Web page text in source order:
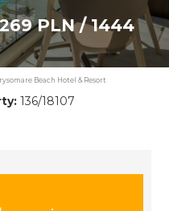
PLN / 1444
Beach Hotel & Resort
136/18107